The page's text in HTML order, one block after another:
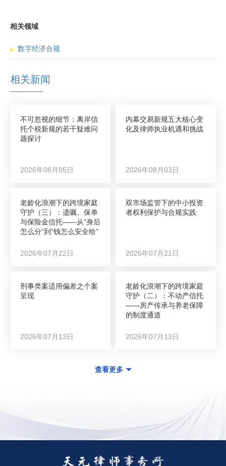
相关领域
数字经济合规
相关新闻
不可忽视的细节：离岸信
托个税新规的若干疑难问
题探讨
2026年08月05日
内幕交易新规五大核心变
化及律师执业机遇和挑战
2026年08月03日
老龄化浪潮下的跨境家庭
守护（三）：遗嘱、保单
与保险金信托——从“身后
怎么分”到“钱怎么安全给”
2026年07月22日
双市场监管下的中小投资
者权利保护与合规实践
2026年07月21日
刑事类案适用偏差之个案
呈现
2026年07月13日
老龄化浪潮下的跨境家庭
守护（二）：不动产信托
——房产传承与养老保障
的制度通道
2026年07月13日
查看更多